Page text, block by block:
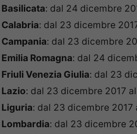
Basilicata: dal 24 dicembre
Calabria: dal 23 dicembre
Campania: dal 23 dicembre
Emilia Romagna: dal 24
Friuli Venezia Giulia: dal 23
Lazio: dal 23 dicembre 2017
Liguria: dal 23 dicembre 2017
Lombardia: dal 23 dicembre